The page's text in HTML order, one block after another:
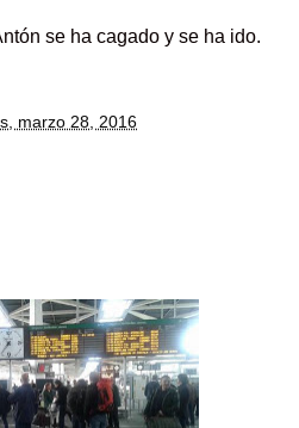
se ha cagado y se ha ido.
marzo 28, 2016